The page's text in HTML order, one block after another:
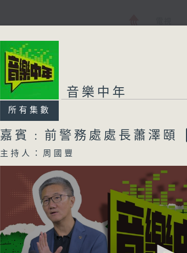
所有集數
音樂中年
嘉賓﹕前警務處處長蕭澤頤
主持人：周國豐